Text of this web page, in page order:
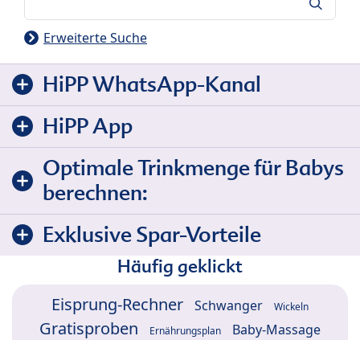
Erweiterte Suche
HiPP WhatsApp-Kanal
HiPP App
Optimale Trinkmenge für Babys
berechnen:
Exklusive Spar-Vorteile
Häufig geklickt
Eisprung-Rechner Schwanger Wickeln
Gratisproben Ernährungsplan Baby-Massage